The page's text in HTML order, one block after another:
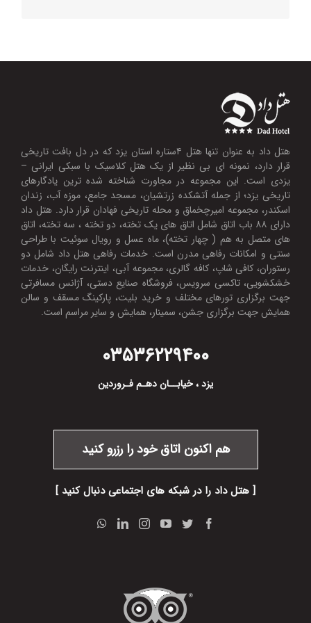
هتل داد به عنوان تنها هتل ۴ستاره استان یزد که در دل بافت تاریخی
قرار دارد، نمونه ای بی نظیر از یک هتل کلاسیک با سبکی ایرانی –
یزدی است. این مجموعه در مجاورت شناخته شده ترین یادگارهای
تاریخی یزد؛ از جمله آتشکده زرتشیان، مسجد جامع، موزه آب، زندان
اسکندر، مجموعه امیرچخماق و محله تاریخی فهادان قرار دارد. هتل داد
دارای ۸۸ باب اتاق شامل اتاق های یک تخته، دو تخته ، سه تخته، اتاق
های متصل به هم ( چهار تخته)، ماه عسل و رویال سوئیت با طراحی
سنتی و امکانات رفاهی مدرن است. خدمات رفاهی هتل داد شامل دو
رستوران، کافی شاپ، کافه گالری، مجموعه آبی، اینترنت رایگان، خدمات
خشکشویی، تاکسی سرویس، فروشگاه صنایع دستی، آژانس مسافرتی
جهت برگزاری تورهای مختلف و خرید بلیت، پارکینگ مسقف و سالن
همایش جهت برگزاری جشن، سمینار، همایش و سایر مراسم است.
۰۳۵۳۶۲۲۹۴۰۰
یزد ، خیابــان دهـم فـروردین
هم اکنون اتاق خود را رزرو کنید
[ هتل داد را در شبکه های اجتماعی دنبال کنید ]